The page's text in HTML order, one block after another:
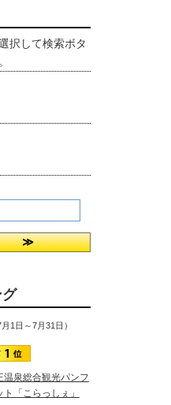
択して検索ボタ
1日～7月31日）
温泉総合観光パンフ
ト「こらっしぇ」